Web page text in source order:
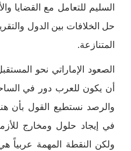
السليم للتعامل مع القضايا
حل الخلافات بين الدول
المتنازعة.
الصعود الإماراتي نحو
أن يكون للعرب دور في
والرصد نستطيع القول بأن
في إيجاد حلول ومخارج
ولكن النقطة المهمة عربياً